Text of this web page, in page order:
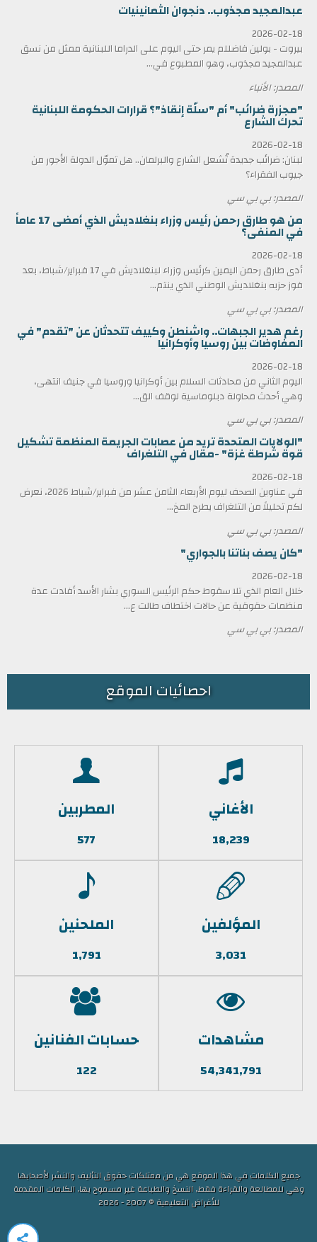
عبدالمجيد مجذوب.. دنجوان الثمانينيات
2026-02-18
بيروت - بولين فاضللم يمر حتى اليوم على الدراما اللبنانية ممثل من نسق
عبدالمجيد مجذوب، وهو المطبوع في...
المصدر: الأنباء
"مجزرة ضرائب" أم "سلّة إنقاذ"؟ قرارات الحكومة اللبنانية
تحرك الشارع
2026-02-18
لبنان: ضرائب جديدة تُشعل الشارع والبرلمان.. هل تموّل الدولة الأجور من
جيوب الفقراء؟
المصدر: بي بي سي
من هو طارق رحمن رئيس وزراء بنغلاديش الذي أمضى 17 عاماً
في المنفى؟
2026-02-18
أدى طارق رحمن اليمين كرئيس وزراء لبنغلاديش في 17 فبراير/شباط، بعد
فوز حزبه بنغلاديش الوطني الذي ينتم...
المصدر: بي بي سي
رغم هدير الجبهات.. واشنطن وكييف تتحدثان عن "تقدم" في
المفاوضات بين روسيا وأوكرانيا
2026-02-18
اليوم الثاني من محادثات السلام بين أوكرانيا وروسيا في جنيف انتهى،
وهي أحدث محاولة دبلوماسية لوقف الق...
المصدر: بي بي سي
"الولايات المتحدة تريد من عصابات الجريمة المنظمة تشكيل
قوة شرطة غزة" -مقال في التلغراف
2026-02-18
في عناوين الصحف ليوم الأربعاء الثامن عشر من فبراير/شباط 2026، نعرض
لكم تحليلاً من التلغراف يطرح المخ...
المصدر: بي بي سي
"كان يصف بناتنا بالجواري"
2026-02-18
خلال العام الذي تلا سقوط حكم الرئيس السوري بشار الأسد أفادت عدة
منظمات حقوقية عن حالات اختطاف طالت ع...
المصدر: بي بي سي
احصائيات الموقع
الأغاني
18,239
المطربين
577
المؤلفين
3,031
الملحنين
1,791
مشاهدات
54,341,791
حسابات الفنانين
122
جميع الكلمات في هذا الموقع هي من ممتلكات حقوق التأليف والنشر لأصحابها
وهي للمطالعة والقراءة فقط, النسخ والطباعة غير مسموح بها, الكلمات المقدمة
للأغراض التعليمية © 2007 - 2026